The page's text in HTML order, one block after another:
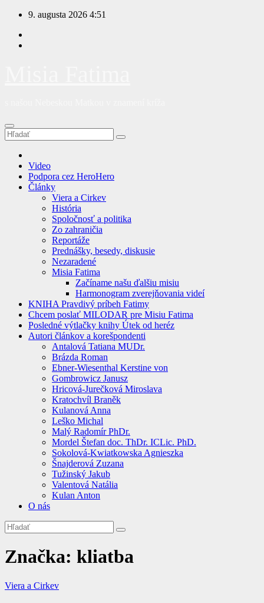
Prejsť
obsah
9. augusta 2026 4:51
Video
Podpora cez HeroHero
Články
Viera a Cirkev
História
Spoločnosť a politika
Zo zahraničia
Reportáže
Prednášky, besedy, diskusie
Nezaradené
Misia Fatima
Začíname našu ďalšiu misiu
Harmonogram zverejňovania videí
KNIHA Pravdivý príbeh Fatimy
Chcem poslať MILODAR pre Misiu Fatima
Posledné výtlačky knihy Útek od heréz
Autori článkov a korešpondenti
Antalová Tatiana MUDr.
Brázda Roman
Ebner-Wiesenthal Kerstine von
Gombrowicz Janusz
Hricová-Jurečková Miroslava
Kratochvíl Braněk
Kulanová Anna
Leško Michal
Malý Radomír PhDr.
Mordel Štefan doc. ThDr. ICLic. PhD.
Sokolová-Kwiatkowska Agnieszka
Šnajderová Zuzana
Tužinský Jakub
Valentová Natália
Kulan Anton
O nás
Značka: kliatba
Viera a Cirkev